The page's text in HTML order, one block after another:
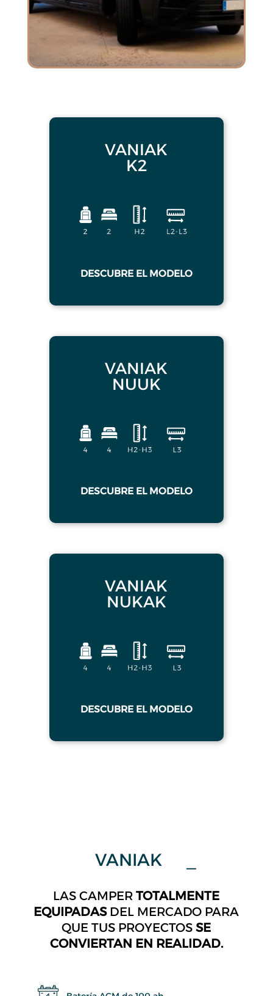
VANIAK
K2
DESCUBRE EL MODELO
VANIAK
NUUK
DESCUBRE EL MODELO
VANIAK
NUKAK
DESCUBRE EL MODELO
VANIAK Nuka
LAS CAMPER TOTALMENTE
EQUIPADASDEL MERCADO PARA
QUE TUS PROYECTOSSE
CONVIERTAN EN REALIDAD.